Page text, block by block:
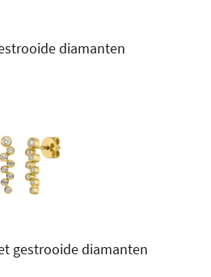
diamanten
gestrooide diamanten